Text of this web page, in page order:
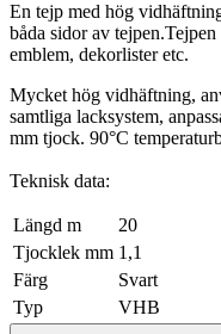
En tejp med hög
båda sidor av
emblem, dekorlister etc.
Mycket hög vidhäftning,
samtliga lacksystem,
mm tjock. 90°C
Teknisk data:
Längd m
20
Tjocklek mm 1,1
Färg
Svart
Typ
VHB